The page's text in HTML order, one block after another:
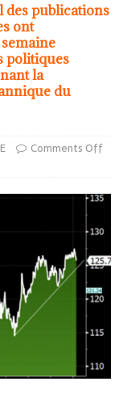
des publications
ont
politiques
la
du
Comments Off